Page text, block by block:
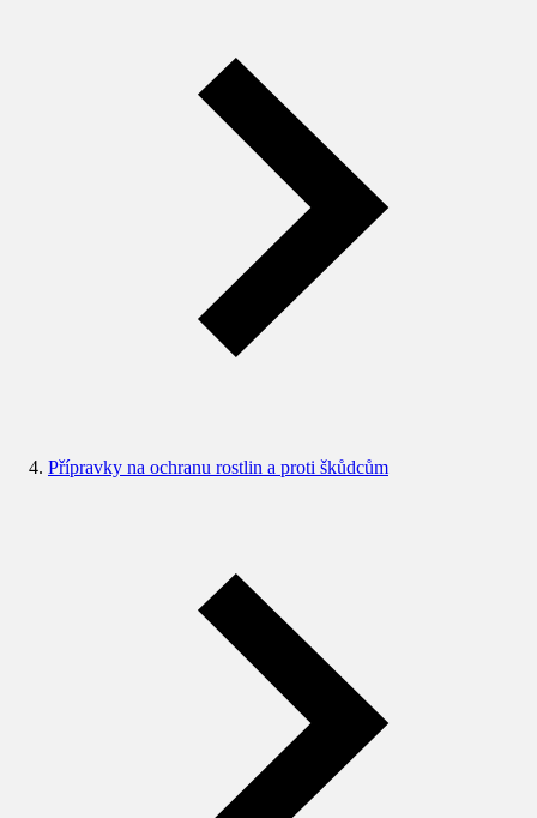
Přípravky na ochranu rostlin a proti škůdcům